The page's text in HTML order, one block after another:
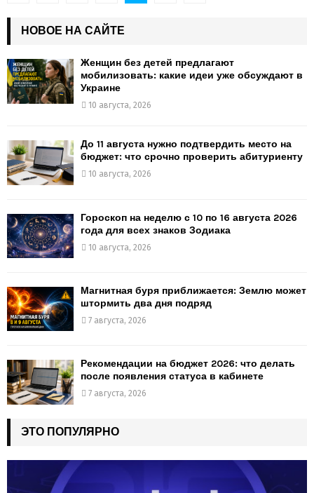
записей
НОВОЕ НА САЙТЕ
Женщин без детей предлагают
мобилизовать: какие идеи уже обсуждают в
Украине
10 августа, 2026
До 11 августа нужно подтвердить место на
бюджет: что срочно проверить абитуриенту
10 августа, 2026
Гороскоп на неделю с 10 по 16 августа 2026
года для всех знаков Зодиака
10 августа, 2026
Магнитная буря приближается: Землю может
штормить два дня подряд
7 августа, 2026
Рекомендации на бюджет 2026: что делать
после появления статуса в кабинете
7 августа, 2026
ЭТО ПОПУЛЯРНО